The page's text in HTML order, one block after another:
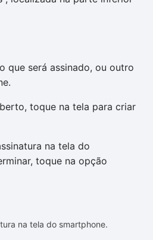
que será assinado, ou outro
toque na tela para criar
na tela do
toque na opção
na tela do smartphone.